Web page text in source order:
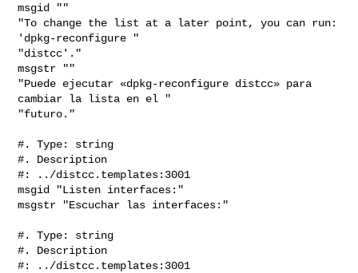
msgid ""
"To change the list at a later point, you can run:
'dpkg-reconfigure "
"distcc'."
msgstr ""
"Puede ejecutar «dpkg-reconfigure distcc» para
cambiar la lista en el "
"futuro."
#. Type: string
#. Description
#: ../distcc.templates:3001
msgid "Listen interfaces:"
msgstr "Escuchar las interfaces:"
#. Type: string
#. Description
#: ../distcc.templates:3001